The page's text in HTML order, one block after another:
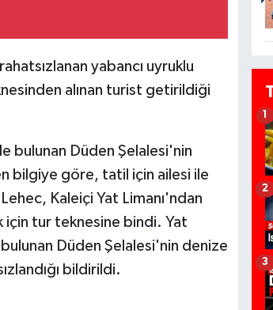
yabancı uyruklu
alınan turist getirildiği
bulunan Düden Şelalesi'nin
bilgiye göre, tatil için ailesi ile
Kaleiçi Yat Limanı'ndan
için tur teknesine bindi. Yat
Düden Şelalesi'nin denize
bildirildi.
1
2
3